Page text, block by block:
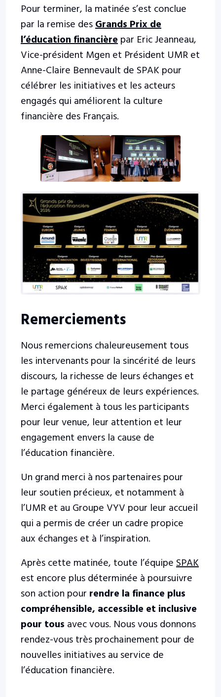
Pour terminer, la matinée s’est conclue
par la remise desGrands Prix de
l’éducation financièrepar Eric Jeanneau,
Vice-président Mgen et Président UMR et
Anne-Claire Bennevault de SPAK pour
célébrer les initiatives et les acteurs
engagés qui améliorent la culture
financière des Français.
Remerciements
Nous remercions chaleureusement tous
les intervenants pour la sincérité de leurs
discours, la richesse de leurs échanges et
le partage généreux de leurs expériences.
Merci également à tous les participants
pour leur venue, leur attention et leur
engagement envers la cause de
l’éducation financière.
Un grand merci à nos partenaires pour
leur soutien précieux, et notamment à
l’UMR et au Groupe VYV pour leur accueil
qui a permis de créer un cadre propice
aux échanges et à l’inspiration.
Après cette matinée, toute l’équipeSPAK
est encore plus déterminée à poursuivre
son action pourrendre la finance plus
compréhensible, accessible et inclusive
pour tousavec vous. Nous vous donnons
rendez-vous très prochainement pour de
nouvelles initiatives au service de
l’éducation financière.